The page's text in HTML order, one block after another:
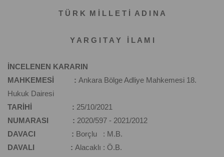
T Ü R K M İ L L E T İ A D I N A
Y A R G I T A Y İ L A M I
İNCELENEN KARARIN
MAHKEMESİ : Ankara Bölge Adliye Mahkemesi 18.
Hukuk Dairesi
TARİHİ : 25/10/2021
NUMARASI : 2020/597 - 2021/2012
DAVACI : Borçlu : M.B.
DAVALI : Alacaklı : Ö.B.